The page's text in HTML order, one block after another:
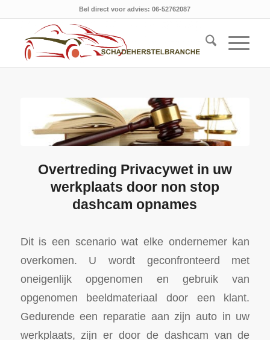
Bel direct voor advies: 06-52762087
Overtreding Privacywet in uw
werkplaats door non stop
dashcam opnames
Dit is een scenario wat elke ondernemer kan
overkomen. U wordt geconfronteerd met
oneigenlijk opgenomen en gebruik van
opgenomen beeldmateriaal door een klant.
Gedurende een reparatie aan zijn auto in uw
werkplaats, zijn er door de dashcam van de